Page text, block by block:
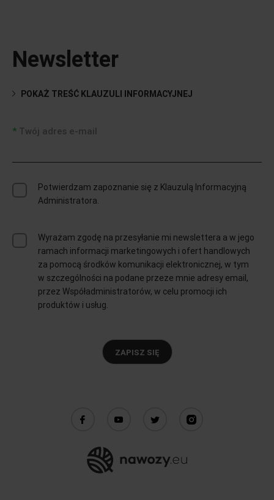
Newsletter
POKAŻ TREŚĆ KLAUZULI INFORMACYJNEJ
Twój adres e-mail
Potwierdzam zapoznanie się z Klauzulą Informacyjną
Administratora.
Wyrażam zgodę na przesyłanie mi newslettera a w jego
ramach informacji marketingowych i ofert handlowych
za pomocą środków komunikacji elektronicznej, w tym
w szczególności na podane przeze mnie adresy email,
przez Współadministratorów, w celu promocji ich
produktów i usług.
ZAPISZ SIĘ